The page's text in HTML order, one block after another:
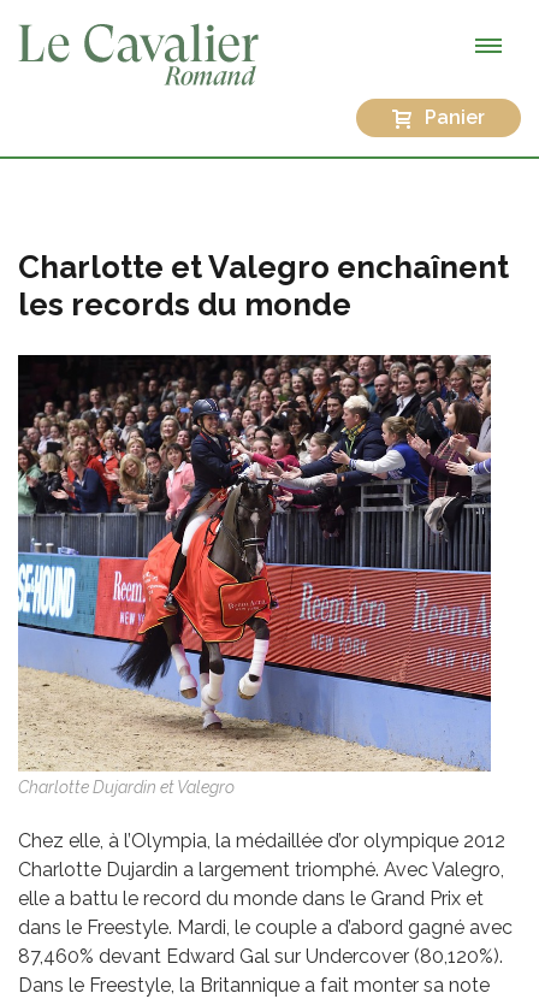
Panier
Charlotte et Valegro enchaînent
les records du monde
Charlotte Dujardin et Valegro
Chez elle, à l’Olympia, la médaillée d’or olympique 2012
Charlotte Dujardin a largement triomphé. Avec Valegro,
elle a battu le record du monde dans le Grand Prix et
dans le Freestyle. Mardi, le couple a d’abord gagné avec
87,460% devant Edward Gal sur Undercover (80,120%).
Dans le Freestyle, la Britannique a fait monter sa note